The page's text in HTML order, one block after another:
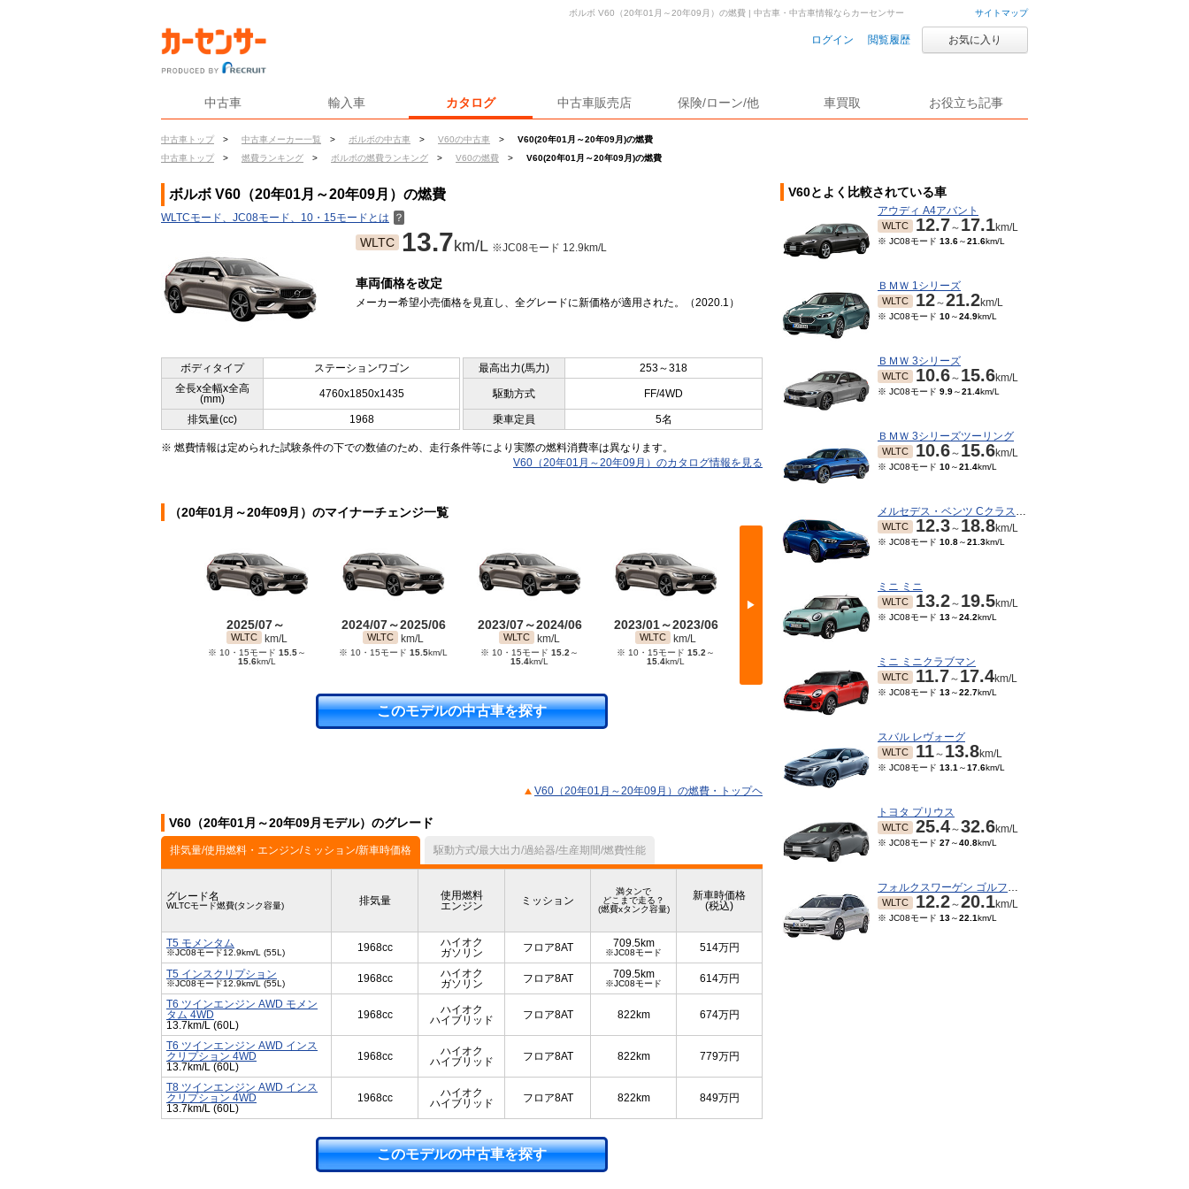
サイトマップ
ログイン 閲覧履歴 お気に入り
中古車 輸入車 カタログ 中古車販売店 保険/ローン/他 車買取 お役立ち記事
中古車トップ > 中古車メーカー一覧 > ボルボの中古車 > V60の中古車 >
V60(20年01月～20年09月)の燃費
中古車トップ
> 燃費ランキング > ボルボの燃費ランキング > V60の燃費 > V60(20年01月～20年09月)の燃費
ボルボ V60（20年01月～20年09月）の燃費 | 中古車・中古車情報ならカーセンサー
ボルボ V60（20年01月～20年09月）の燃費
WLTCモード、JC08モード、10・15モードとは ？
WLTC 13.7km/L ※JC08モード 12.9km/L
車両価格を改定
メーカー希望小売価格を見直し、全グレードに新価格が適用された。（2020.1）
ボディタイプ ステーションワゴン 最高出力(馬力)
253～318
全長x全幅x全高
(mm)
4760x1850x1435 駆動方式 FF/4WD
排気量(cc) 1968 乗車定員 5名
※ 燃費情報は定められた試験条件の下での数値のため、走行条件等により実際の燃料消費率は異なります。
V60（20年01月～20年09月）のカタログ情報を見る
（20年01月～20年09月）のマイナーチェンジ一覧
▶
2025/07～
WLTC km/L
※ 10・15モード 15.5～
15.6km/L
2024/07～2025/06
WLTC km/L
※ 10・15モード 15.5km/L
2023/07～2024/06
WLTC km/L
※ 10・15モード 15.2 ～
15.4km/L
2023/01～2023/06
WLTC km/L
※ 10・15モード 15.2 ～
15.4km/L
2022/07～2022/12
WLTC km/L
2022/04～2022/06
15.6km/L
このモデルの中古車を探す
V60（20年01月～20年09月）の燃費・トップヘ
V60（20年01月～20年09月モデル）のグレード
排気量/使用燃料・エンジン/ミッション/新車時価格 駆動方式/最大出力/過給器/生産期間/燃費性能
グレード名
WLTCモード燃費(タンク容量) 排気量
使用燃料
エンジン
ミッション
満タンで
どこまで走る？
(燃費xタンク容量)
新車時価格
(税込)
T5 モメンタム
※JC08モード12.9km/L (55L) 1968cc
ハイオク
ガソリン
フロア8AT 709.5km
※JC08モード 514万円
T5 インスクリプション
※JC08モード12.9km/L (55L) 1968cc
ハイオク
ガソリン
フロア8AT 709.5km
※JC08モード 614万円
T6 ツインエンジン AWD モメン
タム 4WD
13.7km/L (60L)
1968cc
ハイオク
ハイブリッド
フロア8AT 822km 674万円
T6 ツインエンジン AWD インス
クリプション 4WD
13.7km/L (60L)
1968cc
ハイオク
ハイブリッド
フロア8AT 822km 779万円
T8 ツインエンジン AWD インス
クリプション 4WD
13.7km/L (60L)
1968cc
ハイオク
ハイブリッド
フロア8AT 822km 849万円
このモデルの中古車を探す
V60とよく比較されている車
アウディ A4アバント
WLTC 12.7～ 17.1km/L
※ JC08モード 13.6～21.6km/L
ＢＭＷ 1シリーズ
WLTC 12～21.2km/L
※ JC08モード 10～24.9km/L
ＢＭＷ 3シリーズ
WLTC 10.6～ 15.6km/L
※ JC08モード 9.9～21.4km/L
ＢＭＷ 3シリーズツーリング
WLTC 10.6～ 15.6km/L
※ JC08モード 10～21.4km/L
メルセデス・ベンツ Cクラスワゴン
WLTC 12.3～ 18.8km/L
※ JC08モード 10.8～21.3km/L
ミニ ミニ
WLTC 13.2～ 19.5km/L
※ JC08モード 13～24.2km/L
ミニ ミニクラブマン
WLTC 11.7～ 17.4km/L
※ JC08モード 13～22.7km/L
スバル レヴォーグ
WLTC 11～ 13.8km/L
※ JC08モード 13.1 ～17.6km/L
トヨタ プリウス
WLTC 25.4～32.6km/L
※ JC08モード 27～40.8km/L
フォルクスワーゲン ゴルフヴァリアント
WLTC 12.2～20.1km/L
※ JC08モード 13～22.1km/L